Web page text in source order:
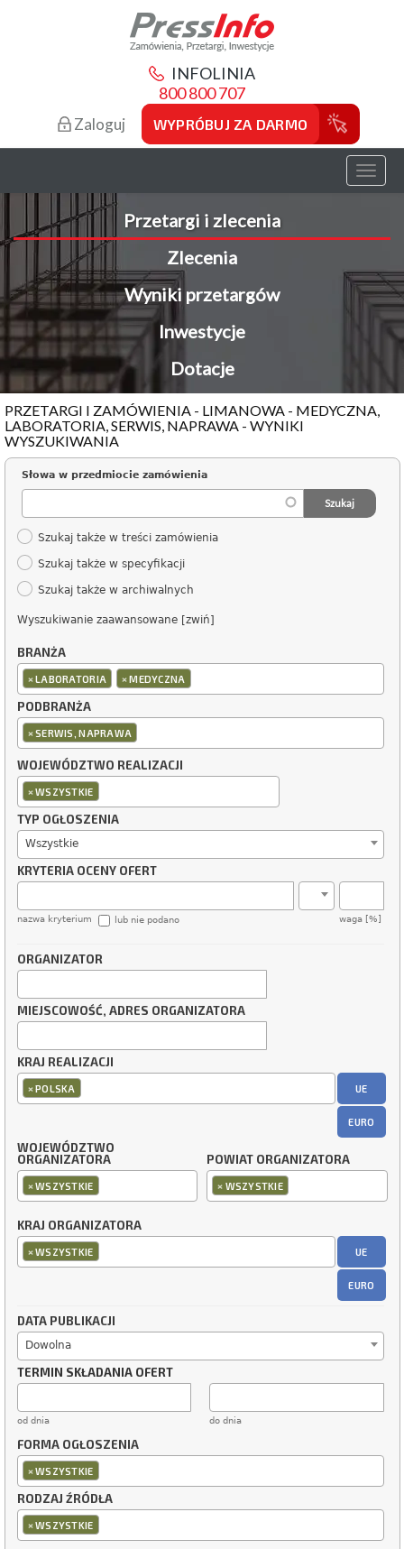
INFOLINIA
800 800 707
Zaloguj WYPRÓBUJ ZA DARMO
Toggle
Przetargi i zlecenia
Zlecenia
Wyniki przetargów
Inwestycje
Dotacje
PRZETARGI I ZAMÓWIENIA - LIMANOWA - MEDYCZNA,
LABORATORIA, SERWIS, NAPRAWA - WYNIKI
WYSZUKIWANIA
Słowa w przedmiocie zamówienia
Szukaj także w treści zamówienia
Szukaj także w specyfikacji
Szukaj także w archiwalnych
Wyszukiwanie zaawansowane [zwiń]
BRANŻA
×LABORATORIA ×MEDYCZNA
PODBRANŻA
×SERWIS, NAPRAWA
WOJEWÓDZTWO REALIZACJI
×WSZYSTKIE
TYP OGŁOSZENIA
Wszystkie
KRYTERIA OCENY OFERT
nazwa kryterium waga [%]
lub nie podano
ORGANIZATOR
MIEJSCOWOŚĆ, ADRES ORGANIZATORA
KRAJ REALIZACJI
×POLSKA UE
EURO
WOJEWÓDZTWO
ORGANIZATORA
×WSZYSTKIE
POWIAT ORGANIZATORA
× WSZYSTKIE
KRAJ ORGANIZATORA
×WSZYSTKIE UE
EURO
DATA PUBLIKACJI
Dowolna
TERMIN SKŁADANIA OFERT
od dnia do dnia
FORMA OGŁOSZENIA
×WSZYSTKIE
RODZAJ ŹRÓDŁA
×WSZYSTKIE